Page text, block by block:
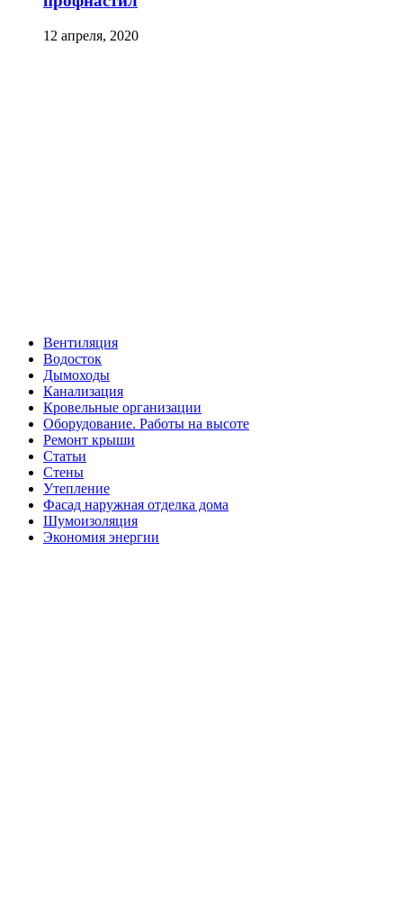
12 апреля, 2020
Вентиляция
Водосток
Дымоходы
Канализация
Кровельные организации
Оборудование. Работы на высоте
Ремонт крыши
Статьи
Стены
Утепление
Фасад наружная отделка дома
Шумоизоляция
Экономия энергии